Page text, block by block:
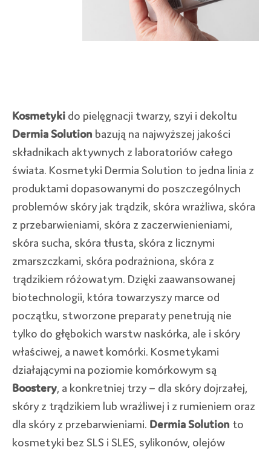
Kosmetyki do pielęgnacji twarzy, szyi i dekoltu
Dermia Solution bazują na najwyższej jakości
składnikach aktywnych z laboratoriów całego
świata. Kosmetyki Dermia Solution to jedna linia z
produktami dopasowanymi do poszczególnych
problemów skóry jak trądzik, skóra wrażliwa, skóra
z przebarwieniami, skóra z zaczerwienieniami,
skóra sucha, skóra tłusta, skóra z licznymi
zmarszczkami, skóra podrażniona, skóra z
trądzikiem różowatym. Dzięki zaawansowanej
biotechnologii, która towarzyszy marce od
początku, stworzone preparaty penetrują nie
tylko do głębokich warstw naskórka, ale i skóry
właściwej, a nawet komórki. Kosmetykami
działającymi na poziomie komórkowym są
Boostery, a konkretniej trzy – dla skóry dojrzałej,
skóry z trądzikiem lub wrażliwej i z rumieniem oraz
dla skóry z przebarwieniami. Dermia Solution to
kosmetyki bez SLS i SLES, sylikonów, olejów